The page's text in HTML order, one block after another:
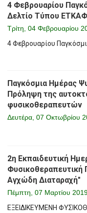
4 Φεβρουαρίου
Δελτίο Τύπου
Τρίτη, 04 Φεβρουαρίου
4 Φεβρουαρίου
Παγκόσμια Ημέρας
Πρόληψη της
φυσικοθεραπευτών
Δευτέρα, 07 Οκτωβρίου
2η Εκπαιδευτική
Φυσικοθεραπευτική
Αγχώδη Διαταραχή"
Πέμπτη, 07 Μαρτίου
ΕΞΕΙΔΙΚΕΥΜΕΝΗ